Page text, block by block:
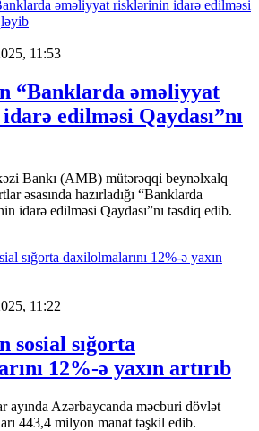
11:53
“Banklarda əməliyyat
edilməsi Qaydası”nı
Bankı (AMB) mütərəqqi beynəlxalq
əsasında hazırladığı “Banklarda
idarə edilməsi Qaydası”nı təsdiq edib.
11:22
sosial sığorta
12%-ə yaxın artırıb
ayında Azərbaycanda məcburi dövlət
443,4 milyon manat təşkil edib.